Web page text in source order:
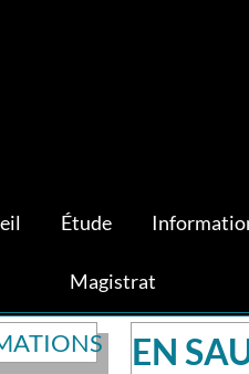
Étude
Magistrat
EN